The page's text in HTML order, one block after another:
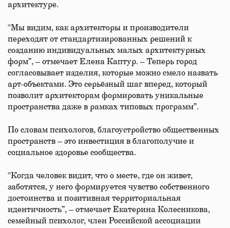
архитектуре.
“Мы видим, как архитекторы и производители
переходят от стандартизированных решений к
созданию индивидуальных малых архитектурных
форм”, – отмечает Елена Каптур. – Теперь город
согласовывает изделия, которые можно смело назвать
арт-объектами. Это серьёзный шаг вперед, который
позволит архитекторам формировать уникальные
пространства даже в рамках типовых программ”.
По словам психологов, благоустройство общественных
пространств – это инвестиция в благополучие и
социальное здоровье сообщества.
“Когда человек видит, что о месте, где он живет,
заботятся, у него формируется чувство собственного
достоинства и позитивная территориальная
идентичность”, – отмечает Екатерина Колесникова,
семейный психолог, член Российской ассоциации